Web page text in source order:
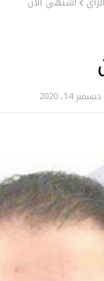
ديسمبر 14, 2020